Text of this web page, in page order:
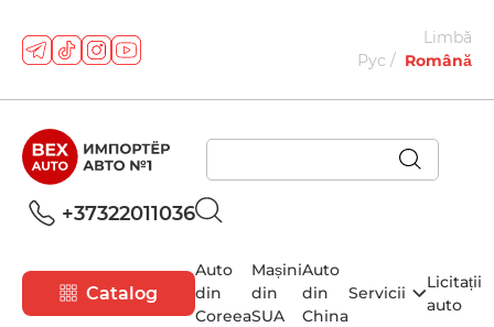
Limbă
Рус
Română
+37322011036
Catalog
Auto
din
Coreea
Mașini
din
SUA
Auto
din
China
Servicii
Licitații
auto